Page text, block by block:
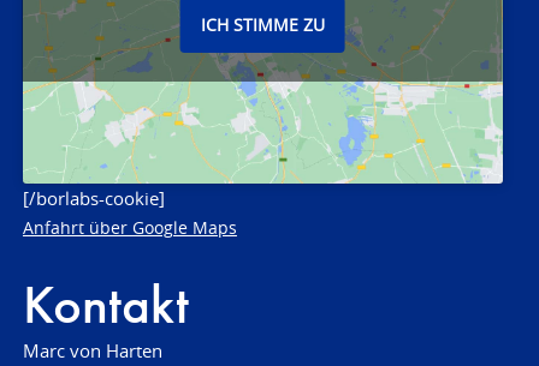
ICH STIMME ZU
[/borlabs-cookie]
Anfahrt über Google Maps
Kontakt
Marc von Harten